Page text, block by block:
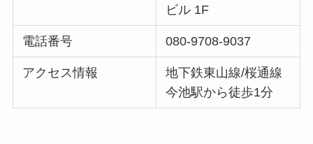
ビル 1F
電話番号 080-9708-9037
アクセス情報
地下鉄東山線/桜通線
今池駅から徒歩1分